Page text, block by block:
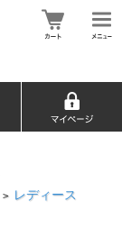
> レディース